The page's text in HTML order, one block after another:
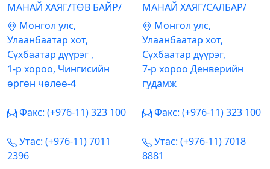
МАНАЙ ХАЯГ/ТӨВ БАЙР/
Mонгол улс,
Улаанбаатар хот,
Сүхбаатар дүүрэг ,
1-р хороо, Чингисийн
өргөн чөлөө-4
Факс: (+976-11) 323 100
Утас: (+976-11) 7011
2396
МАНАЙ ХАЯГ/САЛБАР/
Mонгол улс,
Улаанбаатар хот,
Сүхбаатар дүүрэг,
7-р хороо Денверийн
гудамж
Факс: (+976-11) 323 100
Утас: (+976-11) 7018
8881